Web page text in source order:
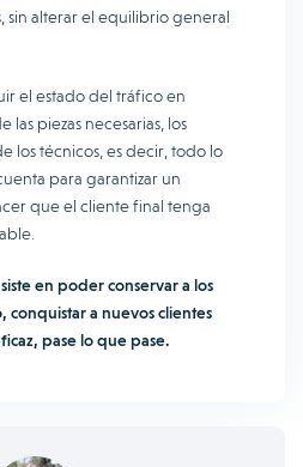
sin alterar el equilibrio general
el estado del tráfico en
las piezas necesarias, los
los técnicos, es decir, todo lo
para garantizar un
que el cliente final tenga
en poder conservar a los
conquistar a nuevos clientes
pase lo que pase.